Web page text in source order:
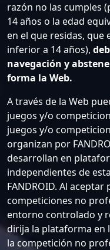
razón no las cumples
14 años o la edad
en el que residas, que
inferior a 14 años),
navegación y
forma la Web.
A través de la Web
juegos y/o
juegos y/o
organizan por
desarrollan en
independientes de
FANDROID. Al
competiciones no
entorno controlado y
dirija la plataforma en
la competición no